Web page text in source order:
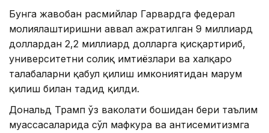
Бунга жавобан расмийлар Гарвардга федерал
молиялаштиришни аввал ажратилган 9 миллиард
доллардан 2,2 миллиард долларга қисқартириб,
университетни солиқ имтиёзлари ва халқаро
талабаларни қабул қилиш имкониятидан маҳрум
қилиш билан таҳдид қилди.
Дональд Трамп ўз ваколати бошидан бери таълим
муассасаларида сўл мафкура ва антисемитизмга